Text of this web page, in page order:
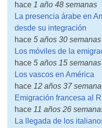
hace 1 año 48 semanas
La presencia árabe en
desde su integración
hace 5 años 30 semanas
Los móviles de la
hace 5 años 15 semanas
Los vascos en América
hace 12 años 37
Emigración francesa al
hace 11 años 26
La llegada de los